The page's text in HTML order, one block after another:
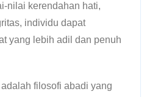
nilai kerendahan hati,
individu dapat
yang lebih adil dan penuh
filosofi abadi yang